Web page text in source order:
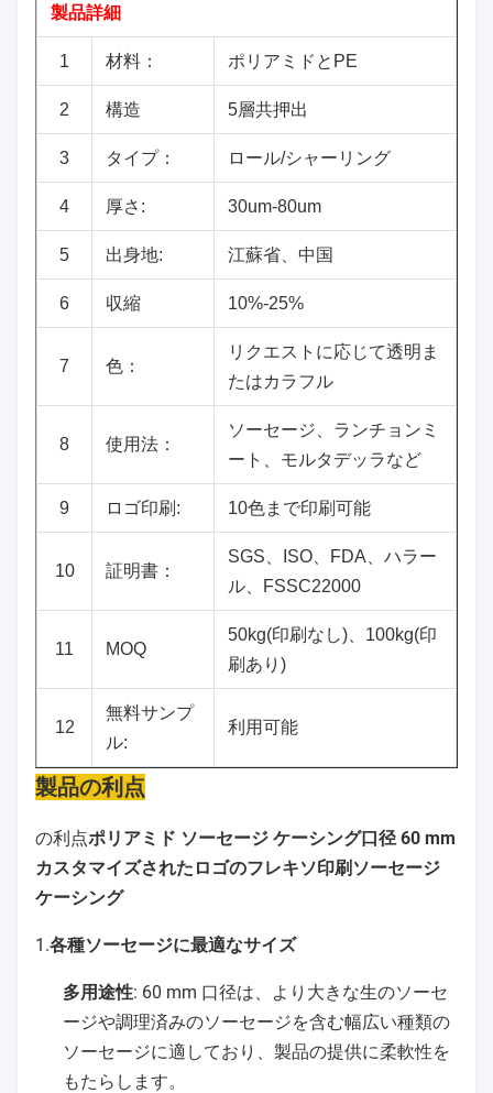
製品詳細
1 材料： ポリアミドとPE
2 構造 5層共押出
3 タイプ： ロール/シャーリング
4 厚さ: 30um-80um
5 出身地: 江蘇省、中国
6 収縮 10%-25%
7 色：
リクエストに応じて透明ま
たはカラフル
8 使用法：
ソーセージ、ランチョンミ
ート、モルタデッラなど
9 ロゴ印刷: 10色まで印刷可能
10 証明書：
SGS、ISO、FDA、ハラー
ル、FSSC22000
11 MOQ
50kg(印刷なし)、100kg(印
刷あり)
12
無料サンプ
ル:
利用可能
製品の利点
の利点ポリアミド ソーセージ ケーシング口径 60 mm
カスタマイズされたロゴのフレキソ印刷ソーセージ
ケーシング
1.各種ソーセージに最適なサイズ
多用途性: 60 mm 口径は、より大きな生のソーセ
ージや調理済みのソーセージを含む幅広い種類の
ソーセージに適しており、製品の提供に柔軟性を
もたらします。